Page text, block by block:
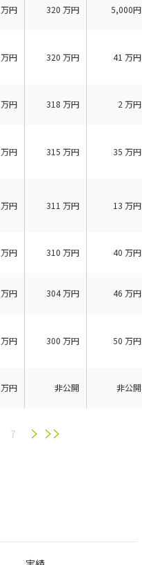
万円 320 万円 5,000円
万円 320 万円 41 万円
万円 318 万円 2 万円
万円 315 万円 35 万円
万円 311 万円 13 万円
万円 310 万円 40 万円
万円 304万円 46 万円
万円 300 万円 50 万円
万円 非公開 非公開
7